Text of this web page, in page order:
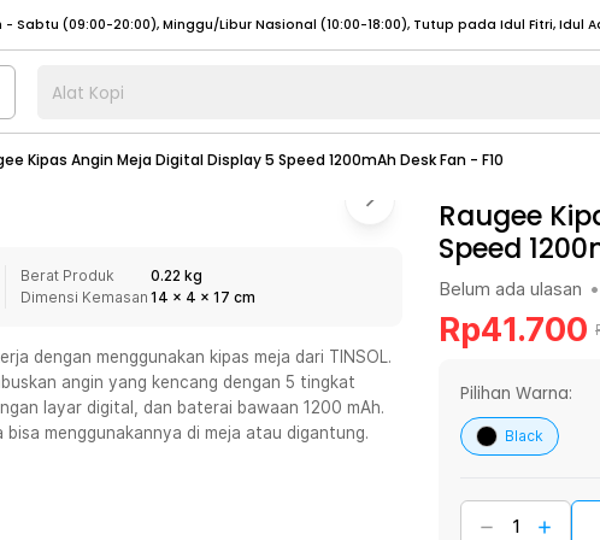
- Jumat (07:00 - 20:00), Sabtu - Minggu (08:00 - 20:00), Tutup pada Idul Fitri
(08:00 - 20:00), Sabtu - Minggu/ Libur Nasional (08:00 - 17:00)
Selengkapnya
(08:00 - 20:00), Sabtu - Minggu/ Libur Nasional (08:00 - 17:00) Selengkapnya
- Sabtu (09:00-20:00), Minggu/Libur Nasional (12:00-20:00), Tutup pada Idul Fitri
- Sabtu (09:00-20:00), Minggu/Libur Nasional (12:00-20:00), Tutup pada Idul Fitri
Senin - Jumat (07:00 - 20:00), Sabtu - Minggu (08:00 - 20:00), Tutup pada Idul Fitri
Selengkapnya
Alat Kopi
Kipas Angin Meja Digital Display 5 Speed 1200mAh Desk Fan - F10
Berat Produk
0.22 kg
Dimensi Kemasan 14 x 4 x 17 cm
dengan menggunakan kipas meja dari TINSOL.
angin yang kencang dengan 5 tingkat
layar digital, dan baterai bawaan 1200 mAh.
menggunakannya di meja atau digantung.
Raugee
Speed
Belum ada ulasan •
Rp41.700
Pilihan Warna:
Black